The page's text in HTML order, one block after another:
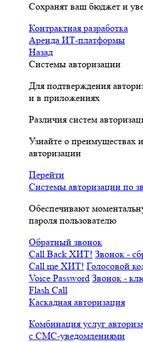
Сохранят ваш бюджет и
Контрактная разработка
Аренда ИТ-платформы
Назад
Системы авторизации
Для подтверждения
и в приложениях
Различия систем
Узнайте о преимуществах
авторизации
Перейти
Системы авторизации по
Обеспечивают
пароля пользователю
Обратный звонок
Call Back ХИТ! Звонок -
Call me ХИТ! Голосовой
Voice Password Звонок -
Flash Call
Каскадная авторизация
Комбинация услуг
с СМС-уведомлениями